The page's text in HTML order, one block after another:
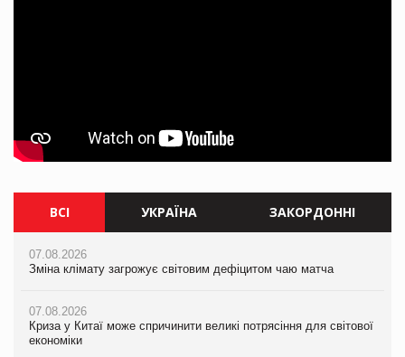
ВСІ УКРАЇНА ЗАКОРДОННІ
07.08.2026
Зміна клімату загрожує світовим дефіцитом чаю матча
07.08.2026
Криза у Китаї може спричинити великі потрясіння для світової
економіки
07.08.2026
Зміна клімату загрожує світовим дефіцитом чаю матча
07.08.2026
Криза у Китаї може спричинити великі потрясіння для світової
економіки
07.08.2026
Зміна клімату загрожує світовим дефіцитом чаю матча
07.08.2026
Криза у Китаї може спричинити великі потрясіння для світової
економіки